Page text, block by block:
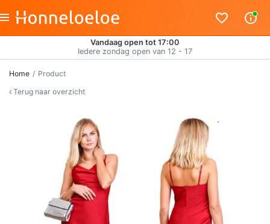
Vandaag open tot 17:00
Iedere zondag open van 12 - 17
Home
Product
Terug naar overzicht